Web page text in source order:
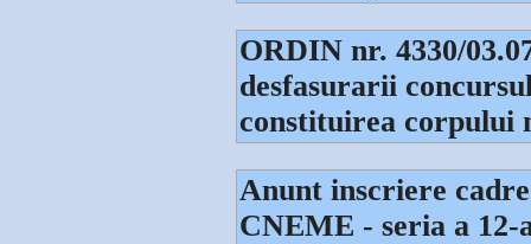
ORDIN nr. 4330/
desfasurarii
constituirea corpului
Anunt inscriere
CNEME - seria a 12-